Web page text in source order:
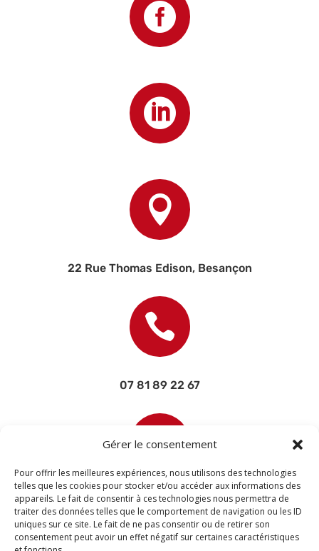
Gérer le consentement
Pour offrir les meilleures expériences, nous utilisons des technologies
telles que les cookies pour stocker et/ou accéder aux informations des
appareils. Le fait de consentir à ces technologies nous permettra de
traiter des données telles que le comportement de navigation ou les ID
uniques sur ce site. Le fait de ne pas consentir ou de retirer son
consentement peut avoir un effet négatif sur certaines caractéristiques



22 Rue Thomas Edison, Besançon

07 81 89 22 67

contact@devisettravaux.fr